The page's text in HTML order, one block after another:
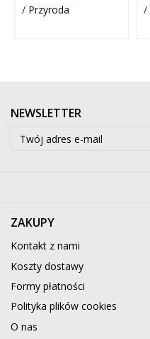
/ Przyroda /
NEWSLETTER
ZAKUPY
Kontakt z nami
Koszty dostawy
Formy płatności
Polityka plików cookies
O nas